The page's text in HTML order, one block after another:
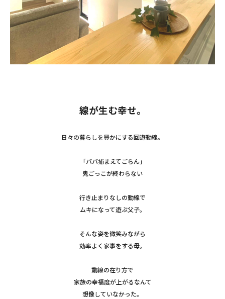
線が生む幸せ。
日々の暮らしを豊かにする回遊動線。
「パパ捕まえてごらん」
鬼ごっこが終わらない
行き止まりなしの動線で
ムキになって遊ぶ父子。
そんな姿を微笑みながら
効率よく家事をする母。
動線の在り方で
家族の幸福度が上がるなんて
想像していなかった。